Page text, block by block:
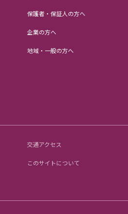
保護者・保証人の方へ
企業の方へ
地域・一般の方へ
交通アクセス
このサイトについて